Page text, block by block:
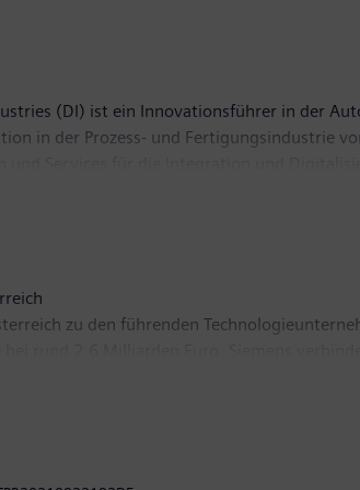
(DI) ist ein Innovationsführer in der
in der Prozess- und Fertigungsindustrie
das einmalige Portfolio Kunden, ihre
zu den führenden
setzt schwerpunktmäßig auf die